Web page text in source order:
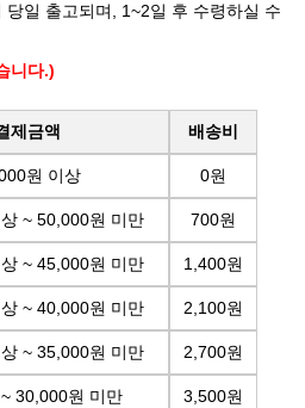
일 출고되며, 1~2일 후 수령하실 수
니다.)
제금액 배송비
원 이상 0원
~ 50,000원 미만 700원
~ 45,000원 미만 1,400원
~ 40,000원 미만 2,100원
~ 35,000원 미만 2,700원
30,000원 미만 3,500원